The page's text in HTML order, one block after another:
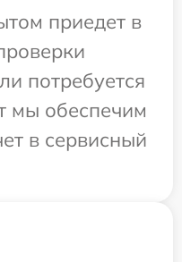
приедет в
потребуется
мы обеспечим
в сервисный